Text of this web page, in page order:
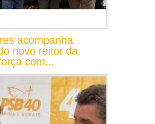
acompanha
novo reitor da
com...